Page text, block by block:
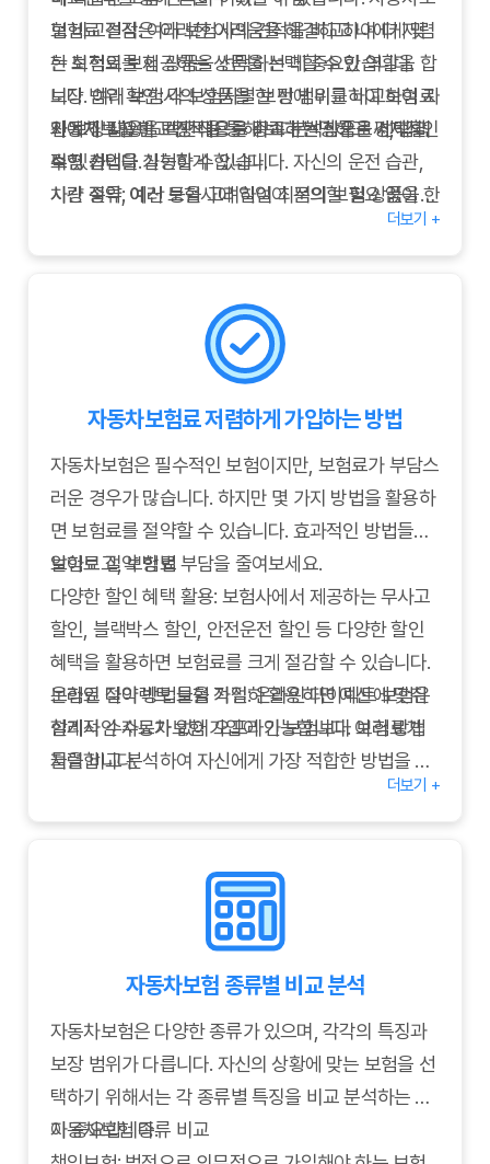
험 비교견적은 이러한 어려움을 해결하고 나에게 맞
는 최적의 보험 상품을 선택하는 데 중요한 역할을 합
니다. 여러 보험사의 상품을 한 번에 비교하여 보험료
와 보장 내용을 객관적으로 비교 분석함으로써, 합리
적인 선택을 가능하게 합니다.
보험료 절감: 여러 보험사의 견적을 비교하여 더 저렴
한 보험료를 제공하는 상품을 선택할 수 있습니다.
보장 범위 확인: 각 보험사별 보장 범위를 비교하여 자
신에게 필요한 보장 내용을 충족하는 상품을 선택할
수 있습니다.
시간 절약: 여러 보험사에 일일이 문의할 필요 없이 한
정보 습득: 보험 상품에 대한 이해도를 높이고, 자신에
자동차보험 비교견적을 통해 보다 현명하고 경제적인
보험 가입을 실현할 수 있습니다. 자신의 운전 습관,
차량 종류, 예산 등을 고려하여 최적의 보험 상품을
더보기 +
자동차보험료 저렴하게 가입하는 방법
자동차보험은 필수적인 보험이지만, 보험료가 부담스
러운 경우가 많습니다. 하지만 몇 가지 방법을 활용하
면 보험료를 절약할 수 있습니다. 효과적인 방법들을
알아보고, 보험료 부담을 줄여보세요.
보험료 절약 방법
다양한 할인 혜택 활용: 보험사에서 제공하는 무사고
할인, 블랙박스 할인, 안전운전 할인 등 다양한 할인
혜택을 활용하면 보험료를 크게 절감할 수 있습니다.
온라인 다이렉트 보험 가입: 온라인 다이렉트 보험은
설계사 수수료가 없어 오프라인 보험보다 보험료가
저렴합니다.
운전자 범위 제한: 운전자 범위를 본인 한정이나 배우
자 한정으로 제한하면 보험료를 낮출 수 있습니다.
석하여 가장 저렴하고 적합한 상품을 찾을 수 있습니
자차보험 가입 여부 신중히 검토: 차량의 연식과 가격
을 고려하여 자차보험 가입 여부를 결정해야 합니다.
오래된 차량의 경우 자차보험 보험료가 수리비용보다
높을 수 있으므로, 가입하지 않는 것이 더 경제적일
수 있습니다.
운전 습관 개선: 안전 운전을 통해 사고를 예방하면 무
사고 할인 혜택을 받을 수 있으며, 장기적으로 보험료
보험료 절약 방법들을 적절히 활용하면 예산에 맞춰
합리적인 자동차보험 가입이 가능합니다. 여러 방법
들을 비교 분석하여 자신에게 가장 적합한 방법을 선
더보기 +
자동차보험 종류별 비교 분석
자동차보험은 다양한 종류가 있으며, 각각의 특징과
보장 범위가 다릅니다. 자신의 상황에 맞는 보험을 선
택하기 위해서는 각 종류별 특징을 비교 분석하는 것
이 중요합니다.
자동차보험 종류 비교